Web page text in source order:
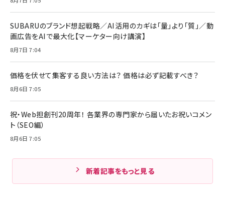
SUBARUのブランド想起戦略／AI活用のカギは「量」より「質」／動
画広告をAIで最大化【マーケター向け講演】
8月7日 7:04
価格を伏せて集客する良い方法は？ 価格は必ず記載すべき？
8月6日 7:05
祝・Web担創刊20周年！ 各業界の専門家から届いたお祝いコメン
ト（SEO編）
8月6日 7:05
新着記事をもっと見る